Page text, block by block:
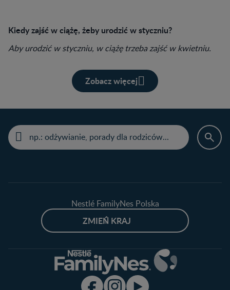
Kiedy zajść w ciążę, żeby urodzić w styczniu?
Aby urodzić w styczniu, w ciążę trzeba zajść w kwietniu.
Zobacz więcej
Nestlé FamilyNes Polska
ZMIEŃ KRAJ